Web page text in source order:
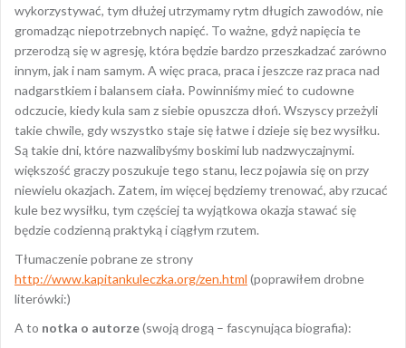
wykorzystywać, tym dłużej utrzymamy rytm długich zawodów, nie
gromadząc niepotrzebnych napięć. To ważne, gdyż napięcia te
przerodzą się w agresję, która będzie bardzo przeszkadzać zarówno
innym, jak i nam samym. A więc praca, praca i jeszcze raz praca nad
nadgarstkiem i balansem ciała. Powinniśmy mieć to cudowne
odczucie, kiedy kula sam z siebie opuszcza dłoń. Wszyscy przeżyli
takie chwile, gdy wszystko staje się łatwe i dzieje się bez wysiłku.
Są takie dni, które nazwalibyśmy boskimi lub nadzwyczajnymi.
większość graczy poszukuje tego stanu, lecz pojawia się on przy
niewielu okazjach. Zatem, im więcej będziemy trenować, aby rzucać
kule bez wysiłku, tym częściej ta wyjątkowa okazja stawać się
będzie codzienną praktyką i ciągłym rzutem.
Tłumaczenie pobrane ze strony
http://www.kapitankuleczka.org/zen.html (poprawiłem drobne
literówki:)
A to notka o autorze(swoją drogą – fascynująca biografia):